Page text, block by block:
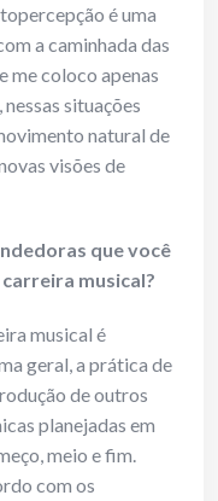
é uma
a caminhada das
me coloco apenas
situações
natural de
visões de
que você
musical?
musical é
geral, a prática de
de outros
planejadas em
meio e fim.
com os